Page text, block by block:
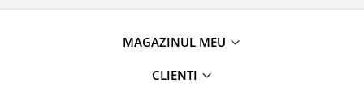
MAGAZINUL MEU
CLIENTI